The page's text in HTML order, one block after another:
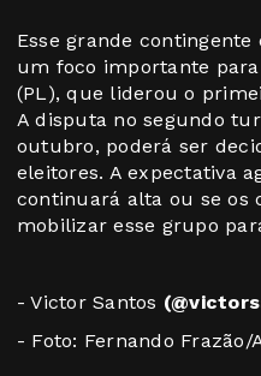
Esse grande
um foco importante
(PL), que liderou o
A disputa no segundo
outubro, poderá ser
eleitores. A expectativa
continuará alta ou se os
mobilizar esse grupo
- Victor Santos
- Foto: Fernando Frazão/